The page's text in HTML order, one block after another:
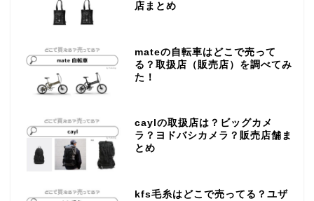
店まとめ
mateの自転車はどこで売って
る？取扱店（販売店）を調べてみ
た！
caylの取扱店は？ビッグカメ
ラ？ヨドバシカメラ？販売店舗ま
とめ
kfs毛糸はどこで売ってる？ユザ